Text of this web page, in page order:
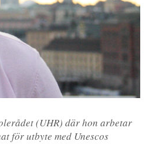
(UHR) där hon arbetar
för utbyte med Unescos